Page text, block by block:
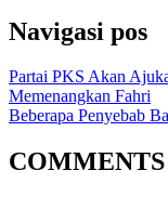
Navigasi pos
Partai PKS Akan
Memenangkan Fahri
Beberapa Penyebab
COMMENTS